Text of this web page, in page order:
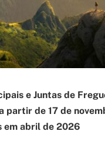
e Juntas de
partir de 17 de
em abril de 2026